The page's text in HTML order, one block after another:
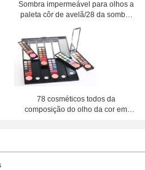
Sombra impermeável para olhos a
paleta côr de avelã/28 da sombra
do resíduo metálico para os olhos
azuis
78 cosméticos todos da
composição do olho da cor em